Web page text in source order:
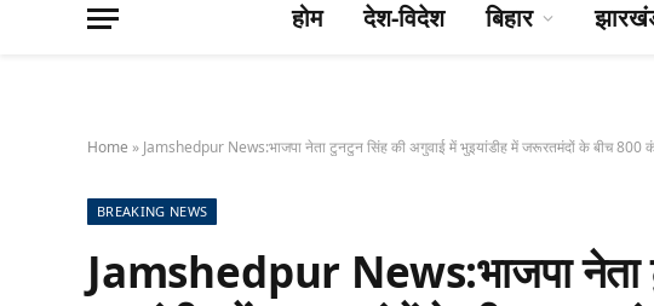
होम देश-विदेश बिहार
Home » Jamshedpur News:भाजपा नेता टुनटुन सिंह की अगुवाई में भुइयांडीह में जरूरतमंदों के बीच 800
BREAKING NEWS
Jamshedpur News:भाजपा नेता